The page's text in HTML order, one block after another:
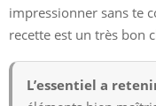
impressionner sans te
recette est un très bon
L’essentiel a